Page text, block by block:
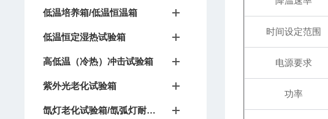
低温培养箱/低温恒温箱
低温恒定湿热试验箱
高低温（冷热）冲击试验箱
紫外光老化试验箱
氙灯老化试验箱/氙弧灯耐候试验箱
时间设定范围
电源要求
功率